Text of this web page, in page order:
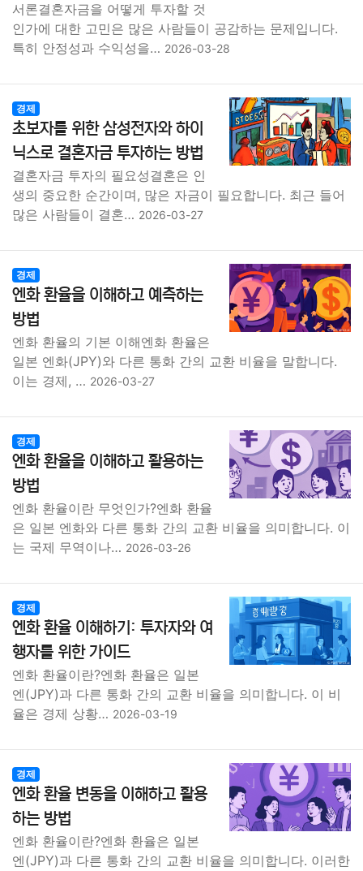
서론결혼자금을 어떻게 투자할 것
인가에 대한 고민은 많은 사람들이 공감하는 문제입니다.
특히 안정성과 수익성을… 2026-03-28
경제
초보자를 위한 삼성전자와 하이
닉스로 결혼자금 투자하는 방법
결혼자금 투자의 필요성결혼은 인
생의 중요한 순간이며, 많은 자금이 필요합니다. 최근 들어
많은 사람들이 결혼… 2026-03-27
경제
엔화 환율을 이해하고 예측하는
방법
엔화 환율의 기본 이해엔화 환율은
일본 엔화(JPY)와 다른 통화 간의 교환 비율을 말합니다.
이는 경제, … 2026-03-27
경제
엔화 환율을 이해하고 활용하는
방법
엔화 환율이란 무엇인가?엔화 환율
은 일본 엔화와 다른 통화 간의 교환 비율을 의미합니다. 이
는 국제 무역이나… 2026-03-26
경제
엔화 환율 이해하기: 투자자와 여
행자를 위한 가이드
엔화 환율이란?엔화 환율은 일본
엔(JPY)과 다른 통화 간의 교환 비율을 의미합니다. 이 비
율은 경제 상황… 2026-03-19
경제
엔화 환율 변동을 이해하고 활용
하는 방법
엔화 환율이란?엔화 환율은 일본
엔(JPY)과 다른 통화 간의 교환 비율을 의미합니다. 이러한